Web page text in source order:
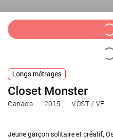
Longs métrages
Closet Monster
Canada 2015 VOST / VF
Jeune garçon solitaire et créatif,